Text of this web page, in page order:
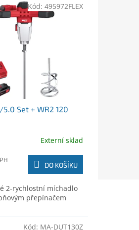
5.0 Set + WR2 120
Externí sklad
DO KOŠÍKU
2-rychlostní míchadlo
přepínačem
Kód: 495972FLEX
Kód: MA-DUT130Z